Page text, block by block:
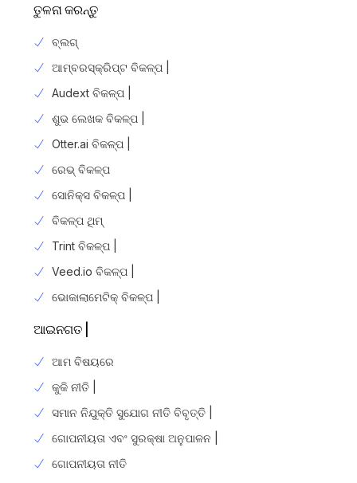
ତୁଳନା କରନ୍ତୁ
ବ୍ଲଗ୍
ଆମ୍ବରସ୍କ୍ରିପ୍ଟ ବିକଳ୍ପ |
Audext ବିକଳ୍ପ |
ଶୁଭ ଲେଖକ ବିକଳ୍ପ |
Otter.ai ବିକଳ୍ପ |
ରେଭ୍ ବିକଳ୍ପ
ସୋନିକ୍ସ ବିକଳ୍ପ |
ବିକଳ୍ପ ଥିମ୍
Trint ବିକଳ୍ପ |
Veed.io ବିକଳ୍ପ |
ଭୋକାଲାମେଟିକ୍ ବିକଳ୍ପ |
ଆଇନଗତ |
ଆମ ବିଷୟରେ
କୁକି ନୀତି |
ସମାନ ନିଯୁକ୍ତି ସୁଯୋଗ ନୀତି ବିବୃତ୍ତି |
ଗୋପନୀୟତା ଏବଂ ସୁରକ୍ଷା ଅନୁପାଳନ |
ଗୋପନୀୟତା ନୀତି